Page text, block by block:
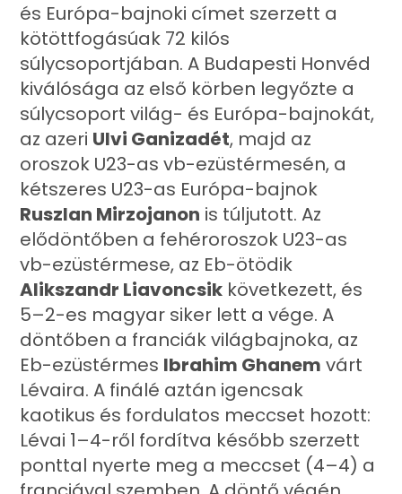
és Európa-bajnoki címet szerzett a
kötöttfogásúak 72 kilós
súlycsoportjában. A Budapesti Honvéd
kiválósága az első körben legyőzte a
súlycsoport világ- és Európa-bajnokát,
az azeri Ulvi Ganizadét, majd az
oroszok U23-as vb-ezüstérmesén, a
kétszeres U23-as Európa-bajnok
Ruszlan Mirzojanon is túljutott. Az
elődöntőben a fehéroroszok U23-as
vb-ezüstérmese, az Eb-ötödik
Alikszandr Liavoncsik következett, és
5–2-es magyar siker lett a vége. A
döntőben a franciák világbajnoka, az
Eb-ezüstérmes Ibrahim Ghanem várt
Lévaira. A finálé aztán igencsak
kaotikus és fordulatos meccset hozott:
Lévai 1–4-ről fordítva később szerzett
ponttal nyerte meg a meccset (4–4) a